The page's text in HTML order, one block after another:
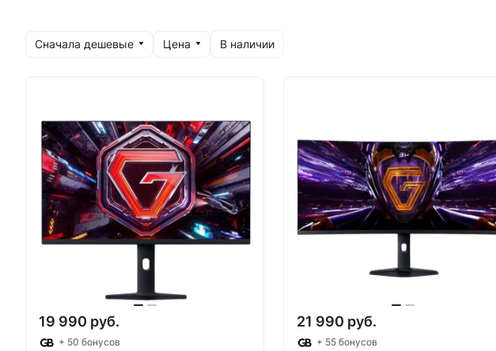
Сначала дешевые Цена В наличии
19 990 руб.
+ 50 бонусов
21 990 руб.
+ 55 бонусов